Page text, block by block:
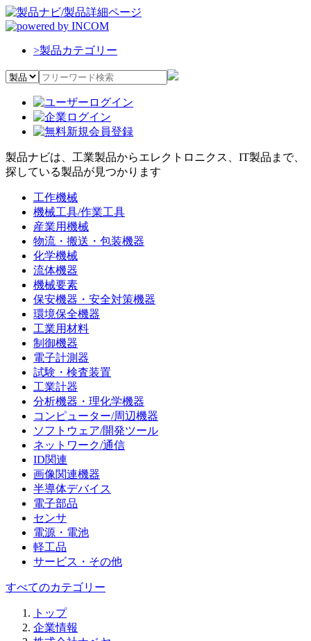
>製品カテゴリー
製品ナビは、工業製品からエレクトロニクス、IT製品まで、
探している製品が見つかります
工作機械
機械工具/作業工具
産業用機械
物流・搬送・包装機器
化学機械
流体機器
機械要素
保安機器・安全対策機器
環境保全機器
工業用材料
制御機器
電子計測器
試験・検査装置
工業計器
分析機器・理化学機器
コンピューター/周辺機器
ソフトウェア/開発ツール
ネットワーク/通信
ID関連
画像関連機器
半導体デバイス
電子部品
センサ
電源・電池
軽工品
サービス・その他
すべてのカテゴリー
トップ
企業情報